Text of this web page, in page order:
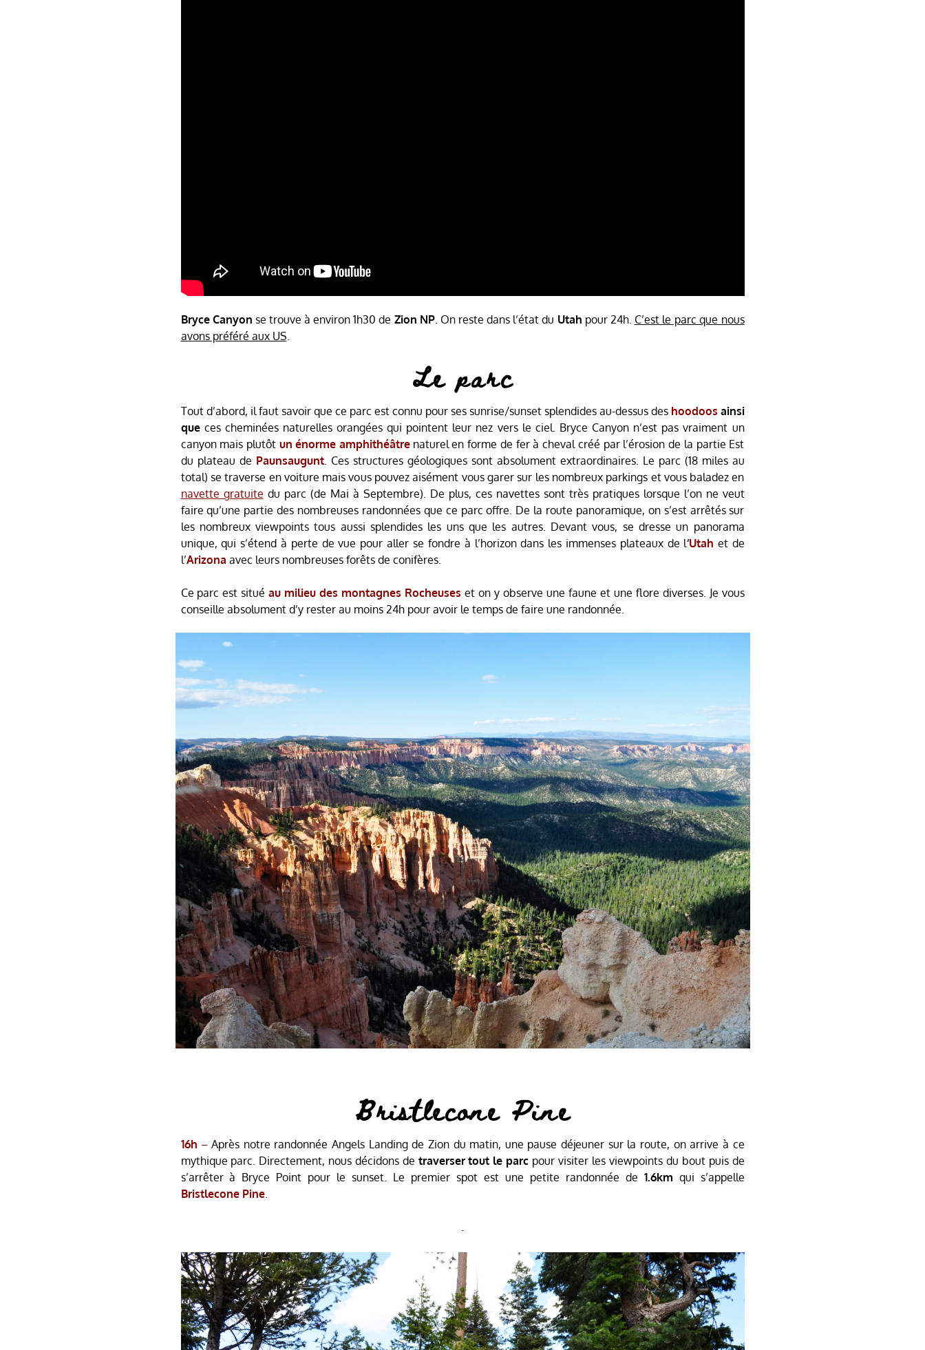
Bryce Canyon se trouve à environ 1h30 de Zion NP. On reste dans l’état du Utah pour 24h. C’est le parc que nous
avons préféré aux US.
Le parc
Tout d’abord, il faut savoir que ce parc est connu pour ses sunrise/sunset splendides au-dessus des hoodoos ainsi
que ces cheminées naturelles orangées qui pointent leur nez vers le ciel. Bryce Canyon n’est pas vraiment un
canyon mais plutôt un énorme amphithéâtre naturel en forme de fer à cheval créé par l’érosion de la partie Est
du plateau de Paunsaugunt. Ces structures géologiques sont absolument extraordinaires. Le parc (18 miles au
total) se traverse en voiture mais vous pouvez aisément vous garer sur les nombreux parkings et vous baladez en
navette gratuite du parc (de Mai à Septembre). De plus, ces navettes sont très pratiques lorsque l’on ne veut
faire qu’une partie des nombreuses randonnées que ce parc offre. De la route panoramique, on s’est arrêtés sur
les nombreux viewpoints tous aussi splendides les uns que les autres. Devant vous, se dresse un panorama
unique, qui s’étend à perte de vue pour aller se fondre à l’horizon dans les immenses plateaux de l‘Utah et de
l’Arizona avec leurs nombreuses forêts de conifères.
Ce parc est situé au milieu des montagnes Rocheuses et on y observe une faune et une flore diverses. Je vous
conseille absolument d’y rester au moins 24h pour avoir le temps de faire une randonnée.
Bristlecone Pine
16h –Après notre randonnée Angels Landing de Zion du matin, une pause déjeuner sur la route, on arrive à ce
mythique parc. Directement, nous décidons de traverser tout le parcpour visiter les viewpoints du bout puis de
s’arrêter à Bryce Point pour le sunset. Le premier spot est une petite randonnée de 1.6km qui s’appelle
Bristlecone Pine.
.